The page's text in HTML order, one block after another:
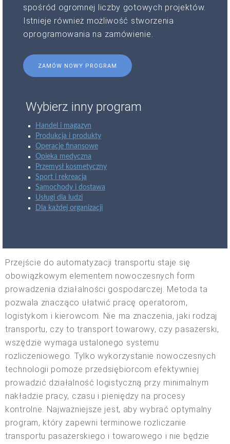
spośród ogromnej liczby gotowych projektów.
Istnieje również możliwość stworzenia
oprogramowania na zamówienie.
ZAMÓW NOWY PROGRAM
Wybierz inny program
Handel i magazyn
Produkcja i produkty
Operacje finansowe
Opieka medyczna
Przemysł kosmetyczny
Sport i rekreacja
Samochody i dostawa
Usługi dla ludzi
Dla każdej organizacji
Przejście do automatyzacji transportu staje się
obowiązkowym elementem nowoczesnych form
prowadzenia działalności gospodarczej. Metoda ta
pozwala znacząco ułatwić pracę operatorom,
logistykom i kierowcom. Nie ma znaczenia, jaki rodzaj
transportu, czy to transport towarowy, czy pasażerski,
wszędzie wymaga ustalonego systemu
rozliczeniowego. Tylko wykorzystanie nowoczesnych
technologii pomoże przedsiębiorcom efektywniej
prowadzić działalność logistyczną przy minimalnym
nakładzie pracy, czasu i pieniędzy na procesy
kontrolne. Najważniejsze jest, aby wybrać optymalny
program, który zapewni terminowe rozliczanie
transportu pasażerskiego i towarowego i nie będzie